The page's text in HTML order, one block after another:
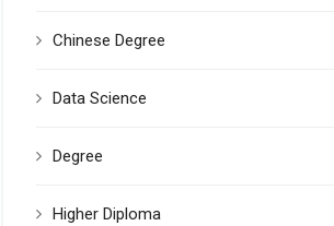
Chinese Degree
Data Science
Degree
Higher Diploma